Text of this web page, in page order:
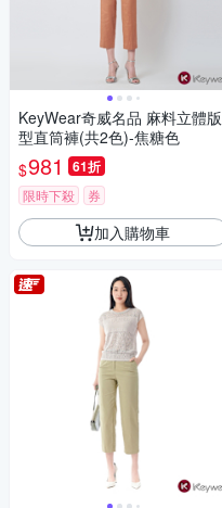
KeyWear奇威名品 麻料立體版
型直筒褲(共2色)-焦糖色
$981 61折
限時下殺 券
加入購物車